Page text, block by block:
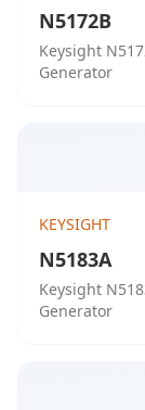
N5172B
Keysight
Generator
KEYSIGHT
N5183A
Keysight
Generator